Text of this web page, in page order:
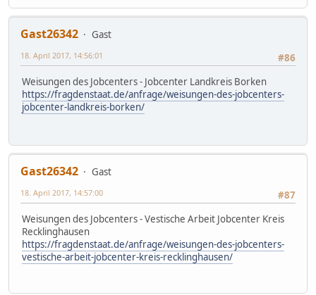
Gast26342
Gast
#86
18. April 2017, 14:56:01
Weisungen des Jobcenters - Jobcenter Landkreis Borken
https://fragdenstaat.de/anfrage/weisungen-des-jobcenters-
jobcenter-landkreis-borken/
Gast26342
Gast
#87
18. April 2017, 14:57:00
Weisungen des Jobcenters - Vestische Arbeit Jobcenter Kreis
Recklinghausen
https://fragdenstaat.de/anfrage/weisungen-des-jobcenters-
vestische-arbeit-jobcenter-kreis-recklinghausen/